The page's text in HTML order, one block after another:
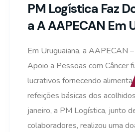
PM Logística Faz
A A AAPECAN Em
Em Uruguaiana, a AAPECAN
Apoio a Pessoas com Câncer
lucrativos fornecendo
refeições básicas dos
janeiro, a PM Logística, junto
colaboradores, realizou uma